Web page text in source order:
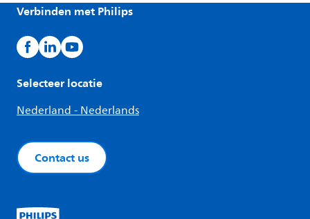
Verbinden met Philips
Selecteer locatie
Nederland - Nederlands
Contact us